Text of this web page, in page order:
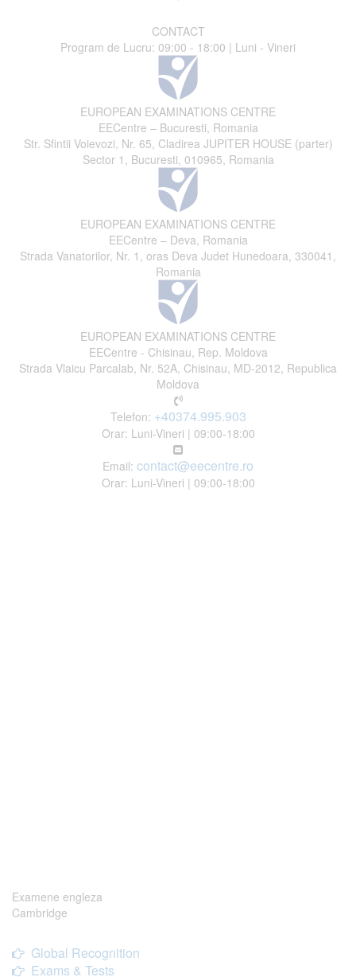
CONTACT
Program de Lucru: 09:00 - 18:00 | Luni - Vineri
EUROPEAN EXAMINATIONS CENTRE
EECentre – Bucuresti, Romania
Str. Sfintii Voievozi, Nr. 65, Cladirea JUPITER HOUSE (parter)
Sector 1, Bucuresti, 010965, Romania
EUROPEAN EXAMINATIONS CENTRE
EECentre – Deva, Romania
Strada Vanatorilor, Nr. 1, oras Deva Judet Hunedoara, 330041,
Romania
EUROPEAN EXAMINATIONS CENTRE
EECentre - Chisinau, Rep. Moldova
Strada Vlaicu Parcalab, Nr. 52A, Chisinau, MD-2012, Republica
Moldova
Telefon: +40374.995.903
Orar: Luni-Vineri | 09:00-18:00
Email: contact@eecentre.ro
Orar: Luni-Vineri | 09:00-18:00
Examene engleza
Cambridge
Global Recognition
Exams & Tests